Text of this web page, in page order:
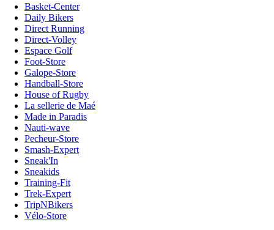
Basket-Center
Daily Bikers
Direct Running
Direct-Volley
Espace Golf
Foot-Store
Galope-Store
Handball-Store
House of Rugby
La sellerie de Maé
Made in Paradis
Nauti-wave
Pecheur-Store
Smash-Expert
Sneak'In
Sneakids
Training-Fit
Trek-Expert
TripNBikers
Vélo-Store